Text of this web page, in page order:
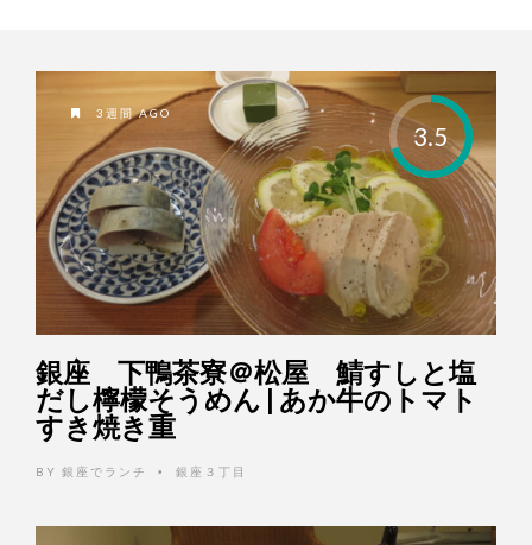
3.5
3週間 AGO
銀座 下鴨茶寮＠松屋 鯖すしと塩
だし檸檬そうめん | あか牛のトマト
すき焼き重
BY 銀座でランチ • 銀座３丁目